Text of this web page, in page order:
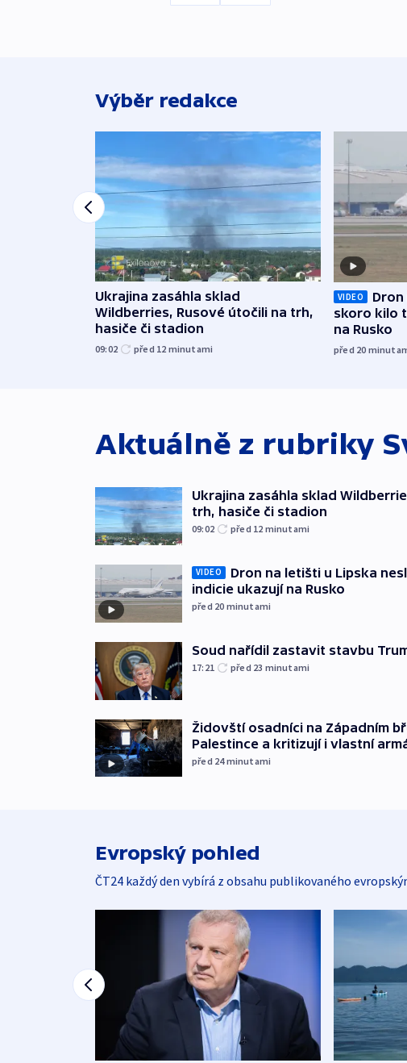
Výběr redakce
Ukrajina zasáhla sklad
Wildberries, Rusové útočili na trh,
hasiče či stadion
09:02 před 12 minutami
VIDEO
skoro kilo
na Rusko
před 20
Aktuálně z rubriky
Ukrajina zasáhla sklad
trh, hasiče či stadion
09:02 před 12 minutami
VIDEO
Dron na letišti u Lipska
indicie ukazují na Rusko
před 20 minutami
Soud nařídil zastavit stavbu
17:21 před 23 minutami
Židovští osadníci na Západním
Palestince a kritizují i vlastní
před 24minutami
Evropský pohled
ČT24 každý den vybírá z obsahu publikovaného